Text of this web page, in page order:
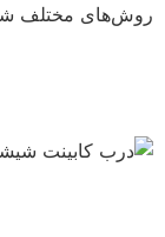
روش‌های مختلف